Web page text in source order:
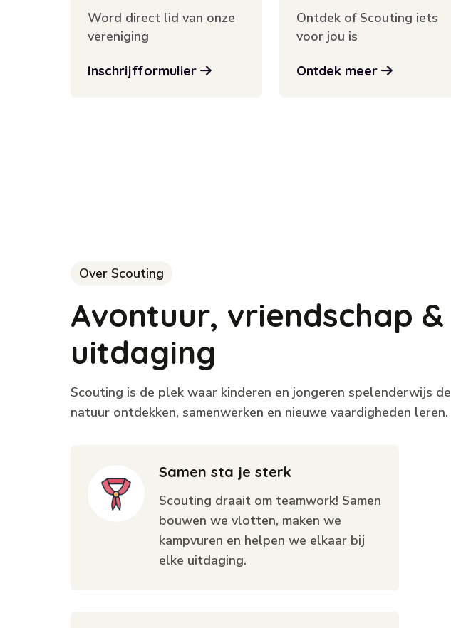
Word direct lid van onze
vereniging
Inschrijfformulier
Ontdek of Scouting iets
voor jou is
Ontdek meer
Over Scouting
Avontuur, vriendschap &
uitdaging
Scouting is de plek waar kinderen en jongeren spelenderwijs de
natuur ontdekken, samenwerken en nieuwe vaardigheden leren.
Samen sta je sterk
Scouting draait om teamwork! Samen
bouwen we vlotten, maken we
kampvuren en helpen we elkaar bij
elke uitdaging.